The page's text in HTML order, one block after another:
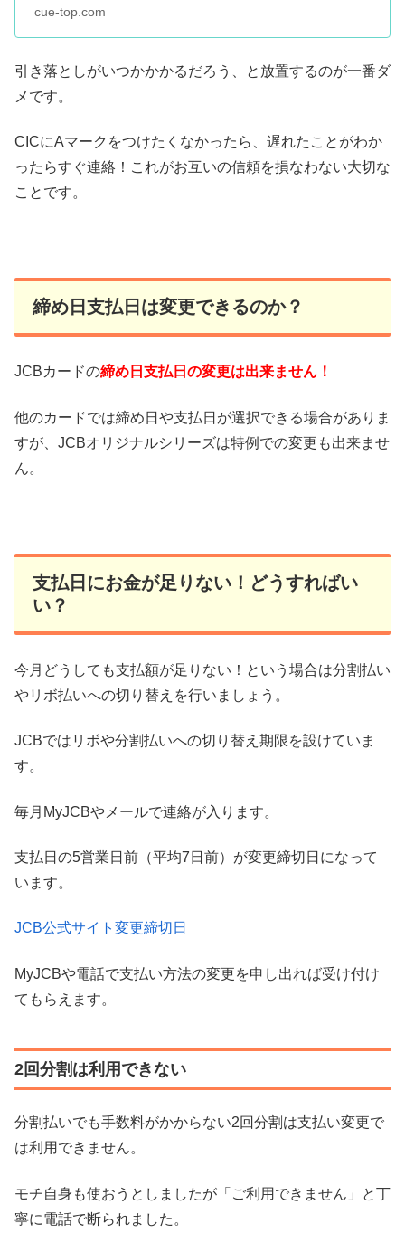
cue-top.com
引き落としがいつかかかるだろう、と放置するのが一番ダ
メです。
CICにAマークをつけたくなかったら、遅れたことがわか
ったらすぐ連絡！これがお互いの信頼を損なわない大切な
ことです。
締め日支払日は変更できるのか？
JCBカードの締め日支払日の変更は出来ません！
他のカードでは締め日や支払日が選択できる場合がありま
すが、JCBオリジナルシリーズは特例での変更も出来ませ
ん。
支払日にお金が足りない！どうすればい
い？
今月どうしても支払額が足りない！という場合は分割払い
やリボ払いへの切り替えを行いましょう。
JCBではリボや分割払いへの切り替え期限を設けていま
す。
毎月MyJCBやメールで連絡が入ります。
支払日の5営業日前（平均7日前）が変更締切日になって
います。
JCB公式サイト変更締切日
MyJCBや電話で支払い方法の変更を申し出れば受け付け
てもらえます。
2回分割は利用できない
分割払いでも手数料がかからない2回分割は支払い変更で
は利用できません。
モチ自身も使おうとしましたが「ご利用できません」と丁
寧に電話で断られました。